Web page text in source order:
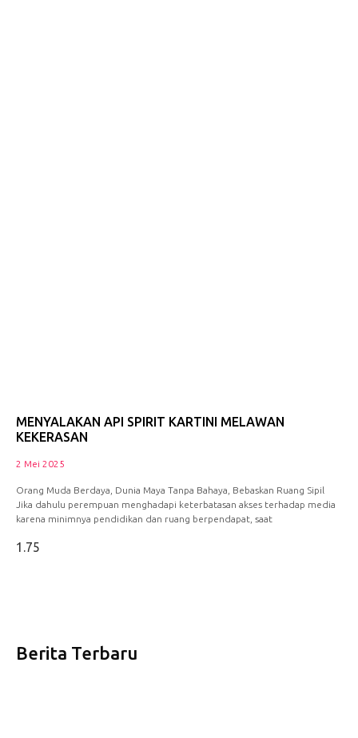
MENYALAKAN API SPIRIT KARTINI MELAWAN
KEKERASAN
2 Mei 2025
Orang Muda Berdaya, Dunia Maya Tanpa Bahaya, Bebaskan Ruang Sipil
Jika dahulu perempuan menghadapi keterbatasan akses terhadap media
karena minimnya pendidikan dan ruang berpendapat, saat
Berita Terbaru